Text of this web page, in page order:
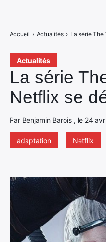
Actualités
La série
Netflix se
Par Benjamin Barois , le 24
adaptation Netflix
Accueil › Actualités › La série